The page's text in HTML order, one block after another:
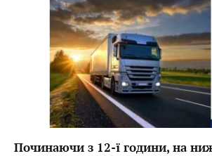
Починаючи з 12-ї години, на